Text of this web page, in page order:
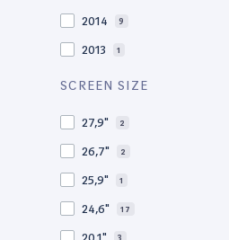
2014 9
2013 1
2012
SCREEN SIZE
27,9" 2
26,7" 2
25,9" 1
24,6" 17
3